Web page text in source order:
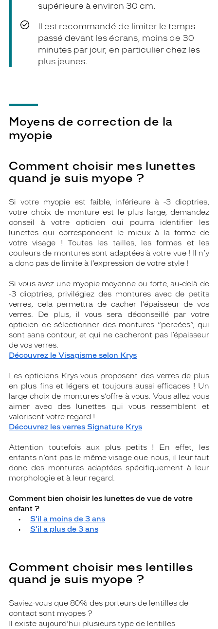
supérieure à environ 30 cm.
Il est recommandé de limiter le temps
passé devant les écrans, moins de 30
minutes par jour, en particulier chez les
plus jeunes.
Moyens de correction de la
myopie
Comment choisir mes lunettes
quand je suis myope ?
Si votre myopie est faible, inférieure à -3 dioptries,
votre choix de monture est le plus large, demandez
conseil à votre opticien qui pourra identifier les
lunettes qui correspondent le mieux à la forme de
votre visage ! Toutes les tailles, les formes et les
couleurs de montures sont adaptées à votre vue ! Il n’y
a donc pas de limite à l’expression de votre style !
Si vous avez une myopie moyenne ou forte, au-delà de
-3 dioptries, privilégiez des montures avec de petits
verres, cela permettra de cacher l’épaisseur de vos
verres. De plus, il vous sera déconseillé par votre
opticien de sélectionner des montures “percées”, qui
sont sans contour, et qui ne cacheront pas l’épaisseur
de vos verres.
Découvrez le Visagisme selon Krys
Les opticiens Krys vous proposent des verres de plus
en plus fins et légers et toujours aussi efficaces ! Un
large choix de montures s’offre à vous. Vous allez vous
aimer avec des lunettes qui vous ressemblent et
valorisent votre regard !
Découvrez les verres Signature Krys
Attention toutefois aux plus petits ! En effet, les
enfants n’ont pas le même visage que nous, il leur faut
donc des montures adaptées spécifiquement à leur
morphologie et à leur regard.
Comment bien choisir les lunettes de vue de votre
enfant ?
• S'il a moins de 3 ans
• S'il a plus de 3 ans
Comment choisir mes lentilles
quand je suis myope ?
Saviez-vous que 80% des porteurs de lentilles de
contact sont myopes ?
Il existe aujourd’hui plusieurs type de lentilles